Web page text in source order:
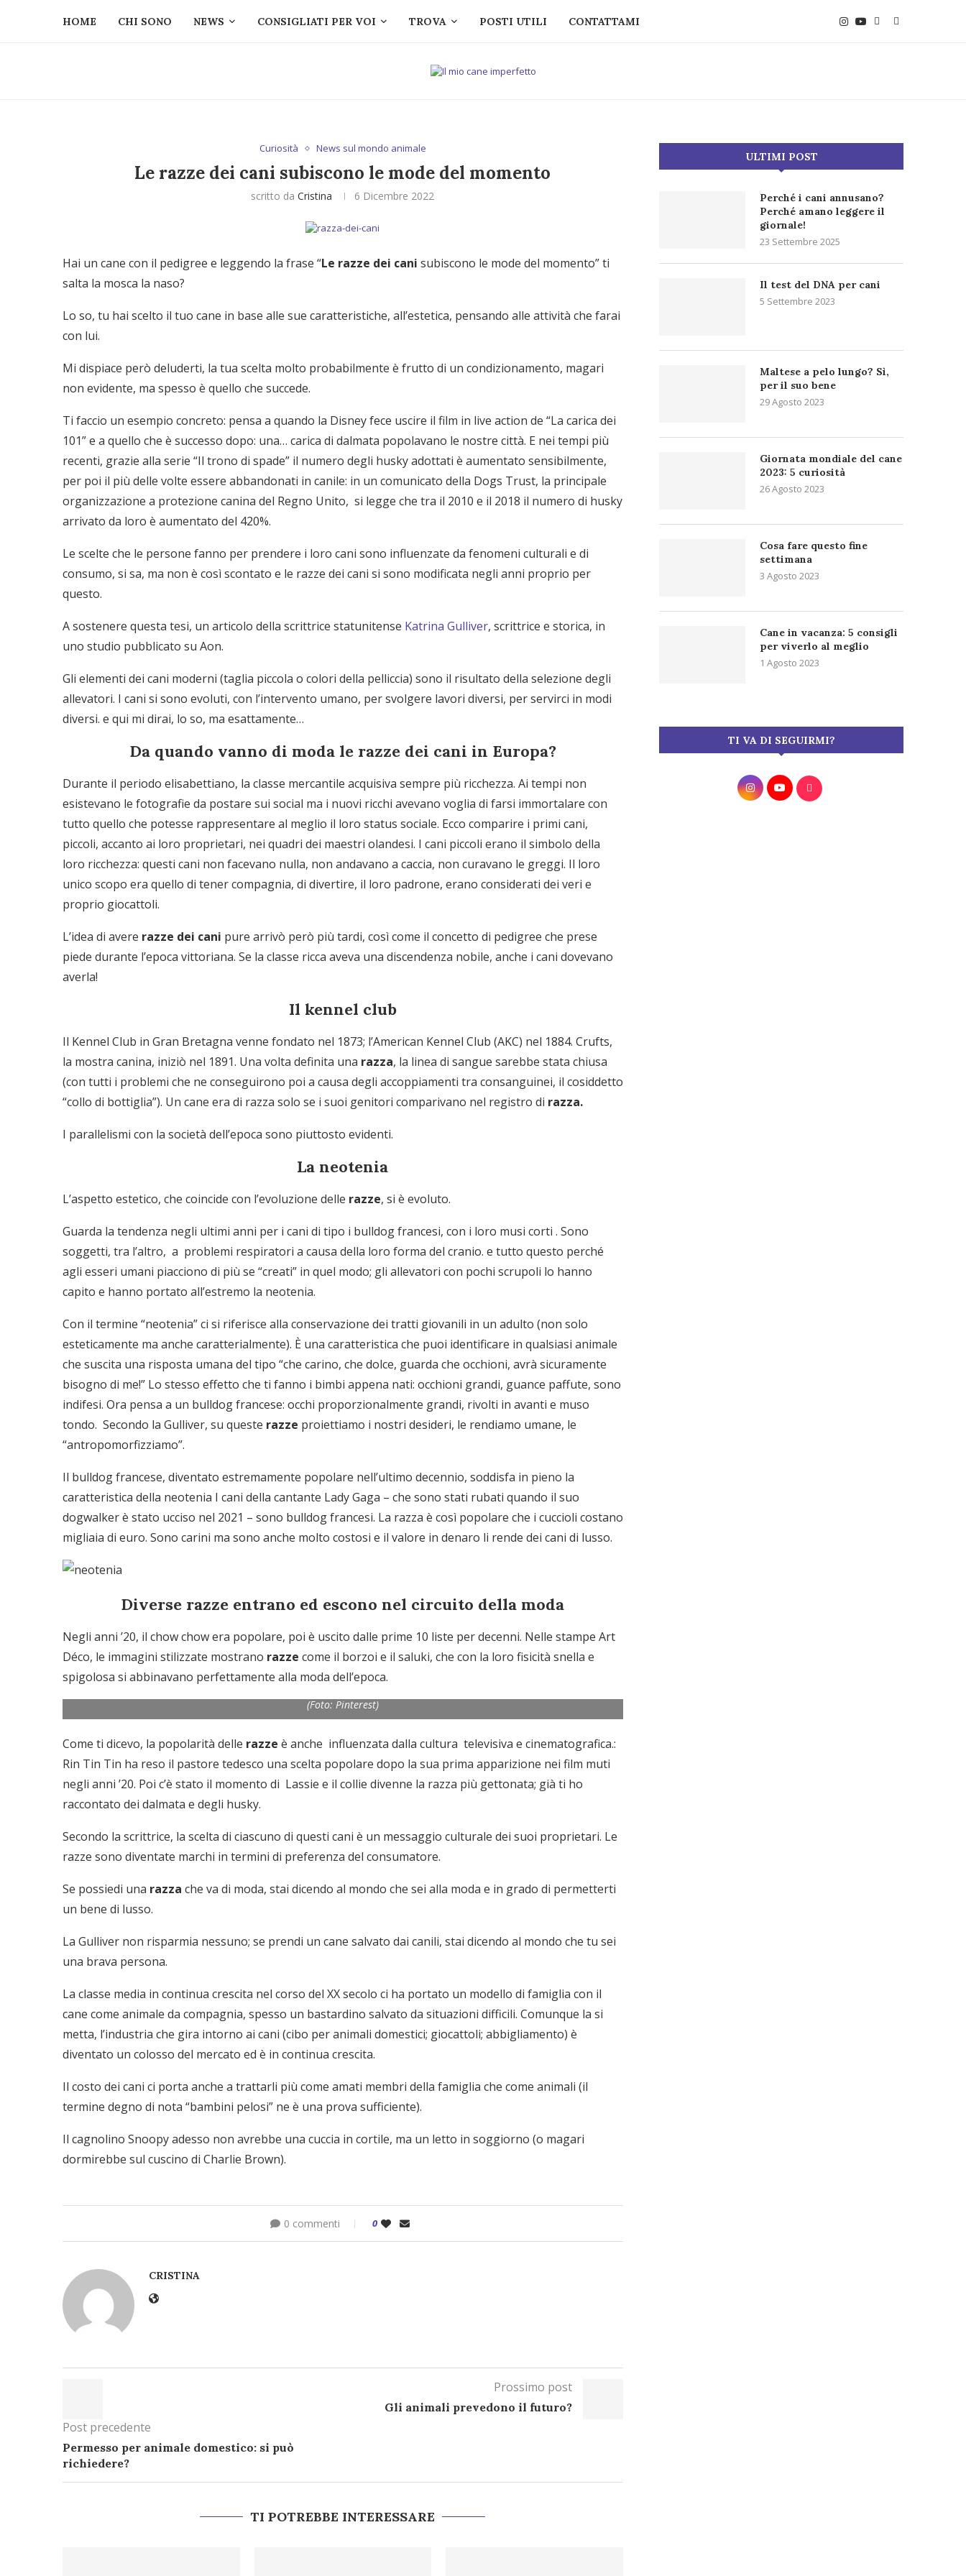
HOME CHI SONO NEWS CONSIGLIATI PER VOI TROVA POSTI UTILI CONTATTAMI
Curiosità News sul mondo animale
Le razze dei cani subiscono le mode del momento
scritto daCristina 6 Dicembre 2022
Hai un cane con il pedigree e leggendo la frase “Le razze dei cani subiscono le mode del momento” ti
salta la mosca la naso?
Lo so, tu hai scelto il tuo cane in base alle sue caratteristiche, all’estetica, pensando alle attività che farai
con lui.
Mi dispiace però deluderti, la tua scelta molto probabilmente è frutto di un condizionamento, magari
non evidente, ma spesso è quello che succede.
Ti faccio un esempio concreto: pensa a quando la Disney fece uscire il film in live action de “La carica dei
101” e a quello che è successo dopo: una… carica di dalmata popolavano le nostre città. E nei tempi più
recenti, grazie alla serie “Il trono di spade” il numero degli husky adottati è aumentato sensibilmente,
per poi il più delle volte essere abbandonati in canile: in un comunicato della Dogs Trust, la principale
organizzazione a protezione canina del Regno Unito, si legge che tra il 2010 e il 2018 il numero di husky
arrivato da loro è aumentato del 420%.
Le scelte che le persone fanno per prendere i loro cani sono influenzate da fenomeni culturali e di
consumo, si sa, ma non è così scontato e le razze dei cani si sono modificata negli anni proprio per
questo.
A sostenere questa tesi, un articolo della scrittrice statunitense Katrina Gulliver, scrittrice e storica, in
uno studio pubblicato su Aon.
Gli elementi dei cani moderni (taglia piccola o colori della pelliccia) sono il risultato della selezione degli
allevatori. I cani si sono evoluti, con l’intervento umano, per svolgere lavori diversi, per servirci in modi
diversi. e qui mi dirai, lo so, ma esattamente…
Da quando vanno di moda le razze dei cani in Europa?
Durante il periodo elisabettiano, la classe mercantile acquisiva sempre più ricchezza. Ai tempi non
esistevano le fotografie da postare sui social ma i nuovi ricchi avevano voglia di farsi immortalare con
tutto quello che potesse rappresentare al meglio il loro status sociale. Ecco comparire i primi cani,
piccoli, accanto ai loro proprietari, nei quadri dei maestri olandesi. I cani piccoli erano il simbolo della
loro ricchezza: questi cani non facevano nulla, non andavano a caccia, non curavano le greggi. Il loro
unico scopo era quello di tener compagnia, di divertire, il loro padrone, erano considerati dei veri e
proprio giocattoli.
L’idea di avere razze dei cani pure arrivò però più tardi, così come il concetto di pedigree che prese
piede durante l’epoca vittoriana. Se la classe ricca aveva una discendenza nobile, anche i cani dovevano
averla!
Il kennel club
Il Kennel Club in Gran Bretagna venne fondato nel 1873; l’American Kennel Club (AKC) nel 1884. Crufts,
la mostra canina, iniziò nel 1891. Una volta definita una razza, la linea di sangue sarebbe stata chiusa
(con tutti i problemi che ne conseguirono poi a causa degli accoppiamenti tra consanguinei, il cosiddetto
“collo di bottiglia”). Un cane era di razza solo se i suoi genitori comparivano nel registro di razza.
I parallelismi con la società dell’epoca sono piuttosto evidenti.
La neotenia
L’aspetto estetico, che coincide con l’evoluzione delle razze, si è evoluto.
Guarda la tendenza negli ultimi anni per i cani di tipo i bulldog francesi, con i loro musi corti . Sono
soggetti, tra l’altro, a problemi respiratori a causa della loro forma del cranio. e tutto questo perché
agli esseri umani piacciono di più se “creati” in quel modo; gli allevatori con pochi scrupoli lo hanno
capito e hanno portato all’estremo la neotenia.
Con il termine “neotenia” ci si riferisce alla conservazione dei tratti giovanili in un adulto (non solo
esteticamente ma anche caratterialmente). È una caratteristica che puoi identificare in qualsiasi animale
che suscita una risposta umana del tipo “che carino, che dolce, guarda che occhioni, avrà sicuramente
bisogno di me!” Lo stesso effetto che ti fanno i bimbi appena nati: occhioni grandi, guance paffute, sono
indifesi. Ora pensa a un bulldog francese: occhi proporzionalmente grandi, rivolti in avanti e muso
tondo. Secondo la Gulliver, su queste razze proiettiamo i nostri desideri, le rendiamo umane, le
“antropomorfizziamo”.
Il bulldog francese, diventato estremamente popolare nell’ultimo decennio, soddisfa in pieno la
caratteristica della neotenia I cani della cantante Lady Gaga – che sono stati rubati quando il suo
dogwalker è stato ucciso nel 2021 – sono bulldog francesi. La razza è così popolare che i cuccioli costano
migliaia di euro. Sono carini ma sono anche molto costosi e il valore in denaro li rende dei cani di lusso.
Diverse razze entrano ed escono nel circuito della moda
Negli anni ’20, il chow chow era popolare, poi è uscito dalle prime 10 liste per decenni. Nelle stampe Art
Déco, le immagini stilizzate mostrano razze come il borzoi e il saluki, che con la loro fisicità snella e
spigolosa si abbinavano perfettamente alla moda dell’epoca.
(Foto: Pinterest)
Come ti dicevo, la popolarità delle razze è anche influenzata dalla cultura televisiva e cinematografica.:
Rin Tin Tin ha reso il pastore tedesco una scelta popolare dopo la sua prima apparizione nei film muti
negli anni ’20. Poi c’è stato il momento di Lassie e il collie divenne la razza più gettonata; già ti ho
raccontato dei dalmata e degli husky.
Secondo la scrittrice, la scelta di ciascuno di questi cani è un messaggio culturale dei suoi proprietari. Le
razze sono diventate marchi in termini di preferenza del consumatore.
Se possiedi una razza che va di moda, stai dicendo al mondo che sei alla moda e in grado di permetterti
un bene di lusso.
La Gulliver non risparmia nessuno; se prendi un cane salvato dai canili, stai dicendo al mondo che tu sei
una brava persona.
La classe media in continua crescita nel corso del XX secolo ci ha portato un modello di famiglia con il
cane come animale da compagnia, spesso un bastardino salvato da situazioni difficili. Comunque la si
metta, l’industria che gira intorno ai cani (cibo per animali domestici; giocattoli; abbigliamento) è
diventato un colosso del mercato ed è in continua crescita.
Il costo dei cani ci porta anche a trattarli più come amati membri della famiglia che come animali (il
termine degno di nota “bambini pelosi” ne è una prova sufficiente).
Il cagnolino Snoopy adesso non avrebbe una cuccia in cortile, ma un letto in soggiorno (o magari
dormirebbe sul cuscino di Charlie Brown).
0 commenti 0
CRISTINA
Post precedente
Permesso per animale domestico: si può
richiedere?
Prossimo post
Gli animali prevedono il futuro?
TI POTREBBE INTERESSARE
ULTIMI POST
Perché i cani annusano?
Perché amano leggere il
giornale!
23 Settembre 2025
Il test del DNA per cani
5 Settembre 2023
Maltese a pelo lungo? Sì,
per il suo bene
29 Agosto 2023
Giornata mondiale del cane
2023: 5 curiosità
26 Agosto 2023
Cosa fare questo fine
settimana
3 Agosto 2023
Cane in vacanza: 5 consigli
per viverlo al meglio
1 Agosto 2023
TI VA DI SEGUIRMI?